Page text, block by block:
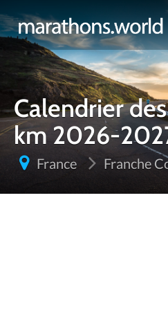
Calendrier
km 2026-
France Franche